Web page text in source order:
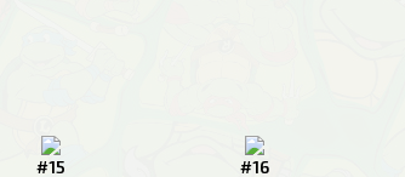
#15 #16